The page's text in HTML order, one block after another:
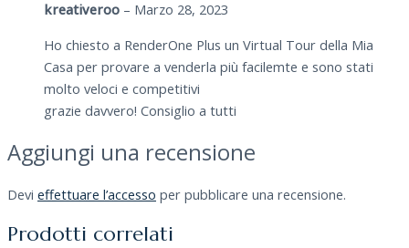
kreativeroo – Marzo 28, 2023
Ho chiesto a RenderOne Plus un Virtual Tour della Mia
Casa per provare a venderla più facilemte e sono stati
molto veloci e competitivi
grazie davvero! Consiglio a tutti
Aggiungi una recensione
Devi effettuare l’accesso per pubblicare una recensione.
Prodotti correlati